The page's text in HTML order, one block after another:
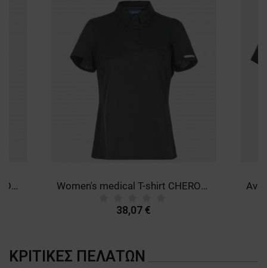
Women's medical T-shirt CHEROKEE BLACK WWE698. Women's medical T-shirt CHEROKEE GREY WWE698.
38,07 €
ΚΡΙΤΙΚΈΣ ΠΕΛΑΤΏΝ